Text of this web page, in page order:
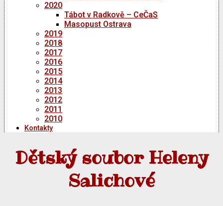
2020
Tábot v Radkově – CeČaS
Masopust Ostrava
2019
2018
2017
2016
2015
2014
2013
2012
2011
2010
Kontakty
Dětský soubor Heleny
Salichové